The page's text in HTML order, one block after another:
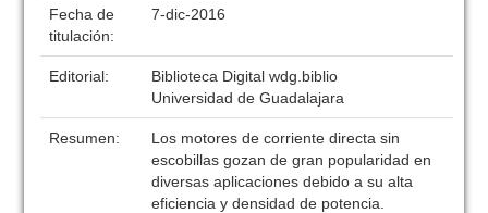
Fecha de
titulación:
7-dic-2016
Editorial:
Biblioteca Digital wdg.biblio
Universidad de Guadalajara
Resumen:
Los motores de corriente directa sin
escobillas gozan de gran popularidad en
diversas aplicaciones debido a su alta
eficiencia y densidad de potencia.